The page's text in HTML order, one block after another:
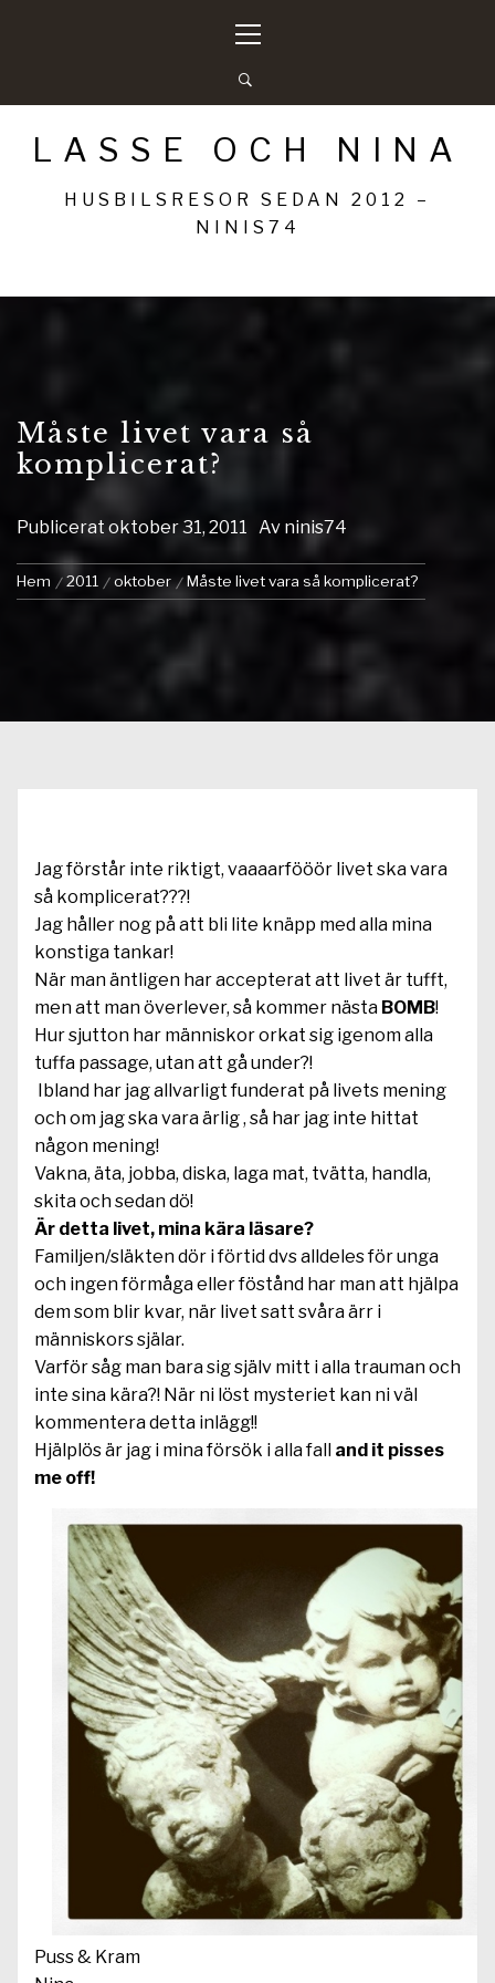
meny
LASSE OCH NINA
HUSBILSRESOR SEDAN 2012 –
NINIS74
Måste livet vara så
komplicerat?
Publicerat oktober 31, 2011 Av ninis74
Hem 2011 oktober Måste livet vara så komplicerat?
Jag förstår inte riktigt, vaaaarfööör livet ska vara
så komplicerat???!
Jag håller nog på att bli lite knäpp med alla mina
konstiga tankar!
När man äntligen har accepterat att livet är tufft,
men att man överlever, så kommer nästa BOMB!
Hur sjutton har människor orkat sig igenom alla
tuffa passage, utan att gå under?!
Ibland har jag allvarligt funderat på livets mening
och om jag ska vara ärlig , så har jag inte hittat
någon mening!
Vakna, äta, jobba, diska, laga mat, tvätta, handla,
skita och sedan dö!
Är detta livet, mina kära läsare?
Familjen/släkten dör i förtid dvs alldeles för unga
och ingen förmåga eller föstånd har man att hjälpa
dem som blir kvar, när livet satt svåra ärr i
människors själar.
Varför såg man bara sig själv mitt i alla trauman och
inte sina kära?! När ni löst mysteriet kan ni väl
kommentera detta inlägg!!
Hjälplös är jag i mina försök i alla fall and it pisses
me off!
Puss & Kram